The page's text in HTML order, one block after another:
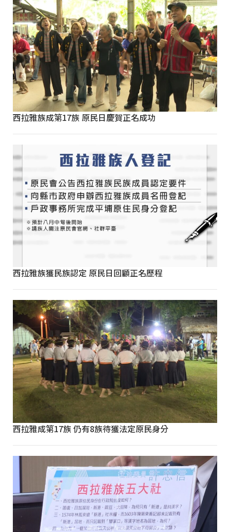
西拉雅族成第17族 原民日慶賀正名成功
西拉雅族獲民族認定 原民日回顧正名歷程
西拉雅成第17族 仍有8族待獲法定原民身分